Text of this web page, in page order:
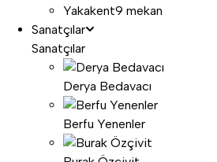
Yakakent9 mekan
Sanatçılar
Sanatçılar
Derya Bedavacı
Berfu Yenenler